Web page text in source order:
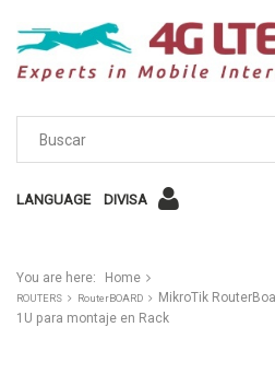
LANGUAGE DIVISA
You are here: Home
ROUTERS RouterBOARD
MikroTik
1U para montaje en Rack